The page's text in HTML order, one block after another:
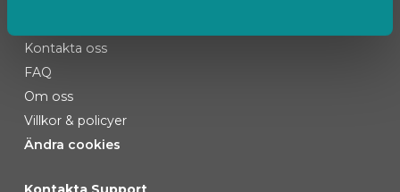
Kontakta oss
FAQ
Om oss
Villkor & policyer
Ändra cookies